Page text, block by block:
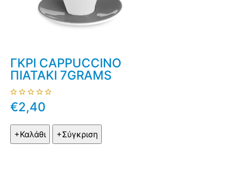
ΓΚΡΙ CAPPUCCINO
ΠΙΑΤΑΚΙ 7GRAMS
€2,40